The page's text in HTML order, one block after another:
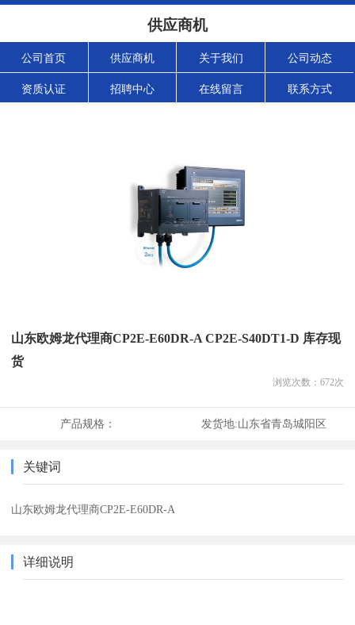
供应商机
公司首页 供应商机 关于我们 公司动态
资质认证 招聘中心 在线留言 联系方式
山东欧姆龙代理商CP2E-E60DR-A CP2E-S40DT1-D 库存现
货
浏览次数： 672次
产品规格： 发货地:山东省青岛城阳区
关键词
山东欧姆龙代理商CP2E-E60DR-A
详细说明